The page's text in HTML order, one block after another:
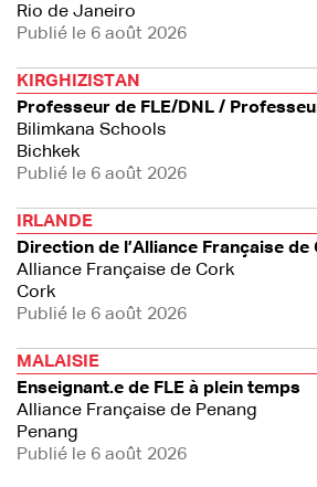
Rio de Janeiro
Publié le 6 août 2026
KIRGHIZISTAN
Professeur de FLE/DNL /
Bilimkana Schools
Bichkek
Publié le 6 août 2026
IRLANDE
Direction de l’Alliance Française de
Alliance Française de Cork
Cork
Publié le 6 août 2026
MALAISIE
Enseignant.e de FLE à plein temps
Alliance Française de Penang
Penang
Publié le 6 août 2026